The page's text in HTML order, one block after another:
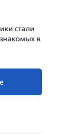
стали
в